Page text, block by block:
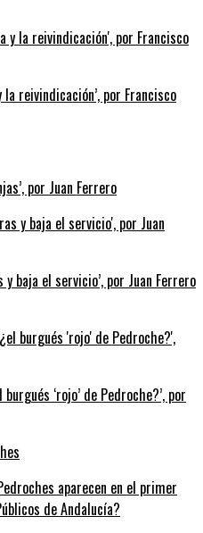
la reivindicación’, por Francisco
por Juan Ferrero
y baja el servicio’, por Juan Ferrero
‘rojo’ de Pedroche?’, por
aparecen en el primer
de Andalucía?